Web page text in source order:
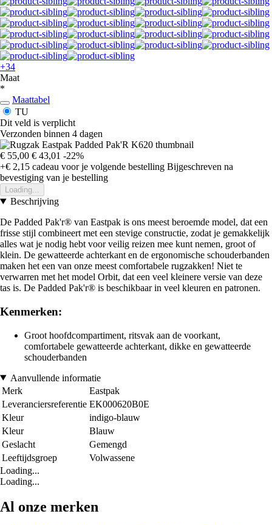
+34
Maat
*
Maattabel
TU
Dit veld is verplicht
Verzonden binnen 4 dagen
€ 55,00 € 43,01 -22%
+€ 2,15 cadeau voor je volgende bestelling Bijgeschreven na
bevestiging van je bestelling
Loading...
Beschrijving
De Padded Pak'r® van Eastpak is ons meest beroemde model, dat een
frisse stijl combineert met een stevige constructie, zodat je gemakkelijk
alles wat je nodig hebt voor veilig reizen mee kunt nemen, groot of
klein. De gewatteerde achterkant en de ergonomische schouderbanden
maken het een van onze meest comfortabele rugzakken! Niet te
verwarren met het model Orbit, dat een veel kleinere versie van deze
tas is. De Padded Pak'r® is beschikbaar in veel kleuren en patronen.
Kenmerken:
Groot hoofdcompartiment, ritsvak aan de voorkant,
comfortabele gewatteerde achterkant, dikke en gewatteerde
schouderbanden
Aanvullende informatie
Merk
Eastpak
Leveranciersreferentie EK000620B0E
Kleur
indigo-blauw
Kleur
Blauw
Geslacht
Gemengd
Leeftijdsgroep
Volwassene
Loading...
Loading...
Al onze merken